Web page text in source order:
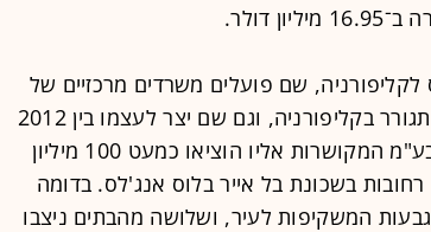
דולר.
שם פועלים משרדים מרכזיים של
טסלה, SpaceX, ו־xAI. בעבר הוא התגורר בקליפורניה, וגם שם יצר לעצמו בין 2012
ל־2022 דפוס מגורים דומה: חברות בע"מ המקושרות אליו הוציאו כמעט 100 מיליון
בשכונת בל אייר בלוס אנג'לס. בדומה
המשקיפות לעיר, ושלושה מהבתים ניצבו